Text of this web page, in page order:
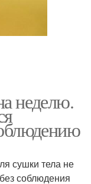
неделю.
сушки тела не
соблюдения